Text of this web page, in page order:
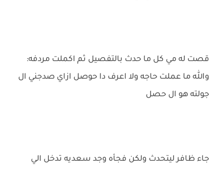
قصت له مي كل ما حدث بالتفصيل ثم اكملت مردفه:
والله ما عملت حاجه ولا اعرف دا حوصل ازاي صدجني ال
جولته هو ال حصل
جاء ظافر ليتحدث ولكن فجأه وجد سعديه تدخل الي